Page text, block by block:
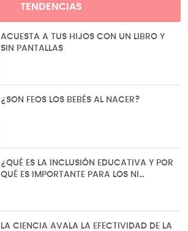
TENDENCIAS
ACUESTA A TUS HIJOS CON UN LIBRO Y
SIN PANTALLAS
¿SON FEOS LOS BEBÉS AL NACER?
¿QUÉ ES LA INCLUSIÓN EDUCATIVA Y POR
QUÉ ES IMPORTANTE PARA LOS NI…
LA CIENCIA AVALA LA EFECTIVIDAD DE LA